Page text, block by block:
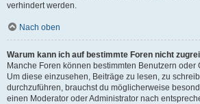
verhindert werden.
Nach oben
Warum kann ich auf bestimmte Foren nicht
Manche Foren können bestimmten Benutzern
Um diese einzusehen, Beiträge zu lesen, zu
durchzuführen, brauchst du möglicherweise
einen Moderator oder Administrator nach